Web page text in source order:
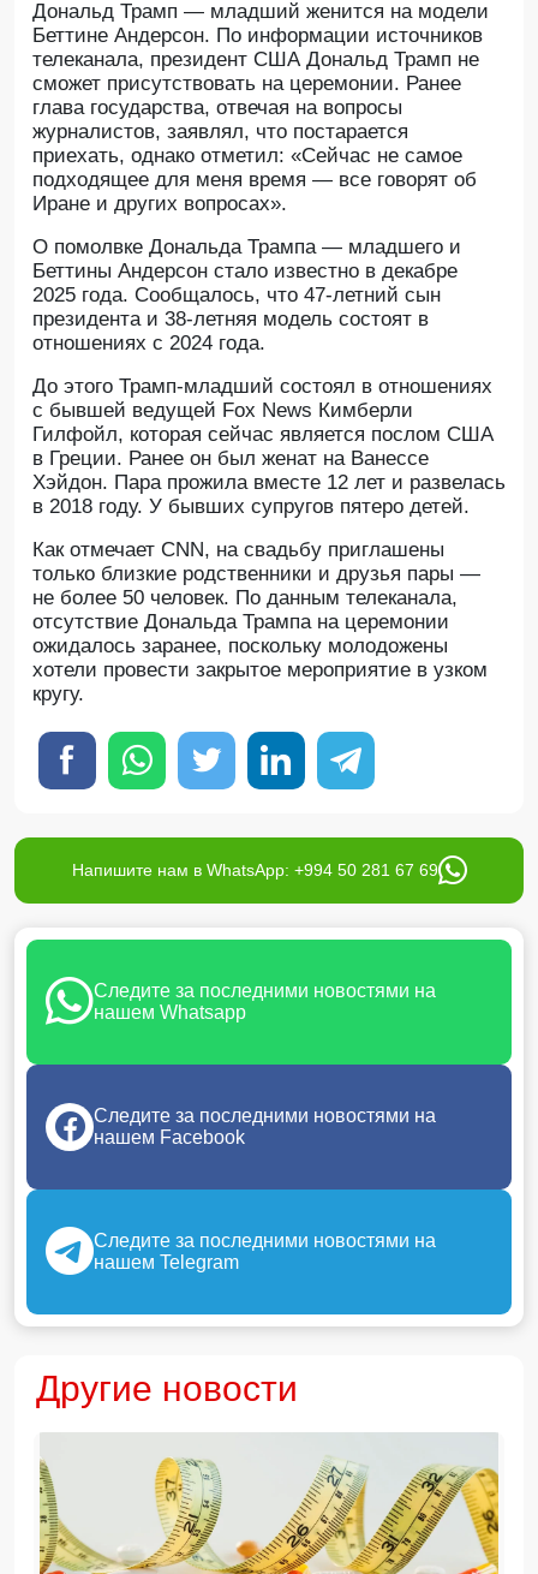
Дональд Трамп — младший женится на модели
Беттине Андерсон. По информации источников
телеканала, президент США Дональд Трамп не
сможет присутствовать на церемонии. Ранее
глава государства, отвечая на вопросы
журналистов, заявлял, что постарается
приехать, однако отметил: «Сейчас не самое
подходящее для меня время — все говорят об
Иране и других вопросах».
О помолвке Дональда Трампа — младшего и
Беттины Андерсон стало известно в декабре
2025 года. Сообщалось, что 47-летний сын
президента и 38-летняя модель состоят в
отношениях с 2024 года.
До этого Трамп-младший состоял в отношениях
с бывшей ведущей Fox News Кимберли
Гилфойл, которая сейчас является послом США
в Греции. Ранее он был женат на Ванессе
Хэйдон. Пара прожила вместе 12 лет и развелась
в 2018 году. У бывших супругов пятеро детей.
Как отмечает CNN, на свадьбу приглашены
только близкие родственники и друзья пары —
не более 50 человек. По данным телеканала,
отсутствие Дональда Трампа на церемонии
ожидалось заранее, поскольку молодожены
хотели провести закрытое мероприятие в узком
кругу.
Напишите нам в WhatsApp: +994 50 281 67 69
Следите за последними новостями на
нашем Whatsapp
Следите за последними новостями на
нашем Facebook
Следите за последними новостями на
нашем Telegram
Другие новости